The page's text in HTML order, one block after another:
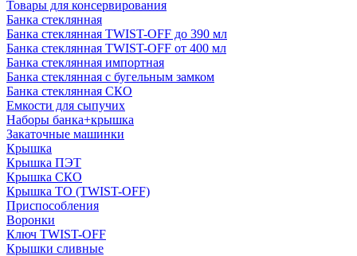
Товары для консервирования
Банка стеклянная
Банка стеклянная TWIST-OFF до 390 мл
Банка стеклянная TWIST-OFF от 400 мл
Банка стеклянная импортная
Банка стеклянная с бугельным замком
Банка стеклянная СКО
Емкости для сыпучих
Наборы банка+крышка
Закаточные машинки
Крышка
Крышка ПЭТ
Крышка СКО
Крышка ТО (TWIST-OFF)
Приспособления
Воронки
Ключ TWIST-OFF
Крышки сливные